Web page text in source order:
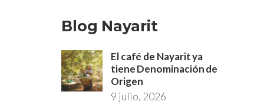
Blog Nayarit
El café de Nayarit ya
tiene Denominación de
Origen
9 julio, 2026